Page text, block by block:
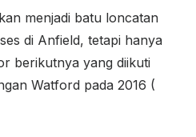
menjadi batu loncatan
di Anfield, tetapi hanya
berikutnya yang diikuti
Watford pada 2016 (